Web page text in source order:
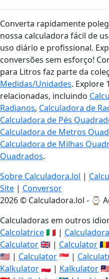
Converta rapidamente
nossa calculadora fácil de
uso diário e profissional.
conversões sem esforço!
para Litros faz parte da
Medidas/Unidades. Explore
relacionadas, incluindo
Radianos, Calculadora de
Calculadora de Pés
Calculadora de Metros
Calculadora de Milhas
Quadrados.
Sobre Calculadora.lol |
Site | Conversor
2026 © Calculadora.lol - ⌚
Calculadoras em outros
Calcolatrice🇮🇹 | Calculadora
Calculator🇬🇧 | Calculator
🇺🇸 | Calculator🇸🇬 |
Kalkulator🇵🇱 | Kalkulator